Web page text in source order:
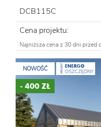
DCB115C
Cena projektu:
Najniższa cena z 30 dni przed
NOWOŚĆ PROJEKT ENERGO
OSZCZĘDNY
- 400 ZŁ